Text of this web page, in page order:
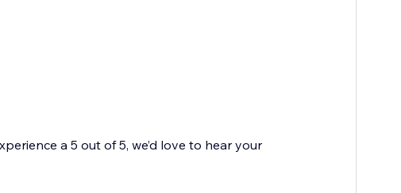
a 5 out of 5, we’d love to hear your